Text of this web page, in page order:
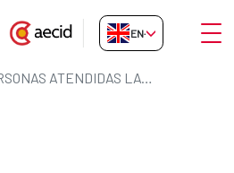
atendidas
EN-GB
MÁS DE 500 PERSONAS ATENDIDAS LAS PRIMERAS SEMANAS DEL DESPLIEGUE DEL EQUIPO START EN EL DARIÉN